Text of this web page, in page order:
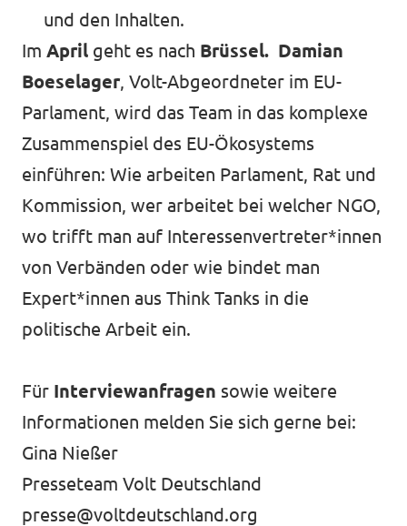
und den Inhalten.
Im April geht es nach Brüssel. Damian
Boeselager, Volt-Abgeordneter im EU-
Parlament, wird das Team in das komplexe
Zusammenspiel des EU-Ökosystems
einführen: Wie arbeiten Parlament, Rat und
Kommission, wer arbeitet bei welcher NGO,
wo trifft man auf Interessenvertreter*innen
von Verbänden oder wie bindet man
Expert*innen aus Think Tanks in die
politische Arbeit ein.
Für Interviewanfragen sowie weitere
Informationen melden Sie sich gerne bei:
Gina Nießer
Presseteam Volt Deutschland
presse@voltdeutschland.org